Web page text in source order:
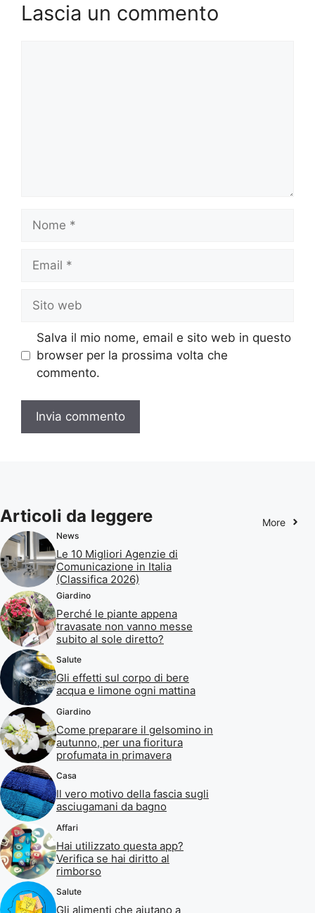
Lascia un commento
Nome
Email
Sito
web
Salva il mio nome, email e sito web in questo
browser per la prossima volta che
commento.
Articoli da leggere More
News
Le 10 Migliori Agenzie di
Comunicazione in Italia
(Classifica 2026)
Giardino
Perché le piante appena
travasate non vanno messe
subito al sole diretto?
Salute
Gli effetti sul corpo di bere
acqua e limone ogni mattina
Giardino
Come preparare il gelsomino in
autunno, per una fioritura
profumata in primavera
Casa
Il vero motivo della fascia sugli
asciugamani da bagno
Affari
Hai utilizzato questa app?
Verifica se hai diritto al
rimborso
Salute
Gli alimenti che aiutano a